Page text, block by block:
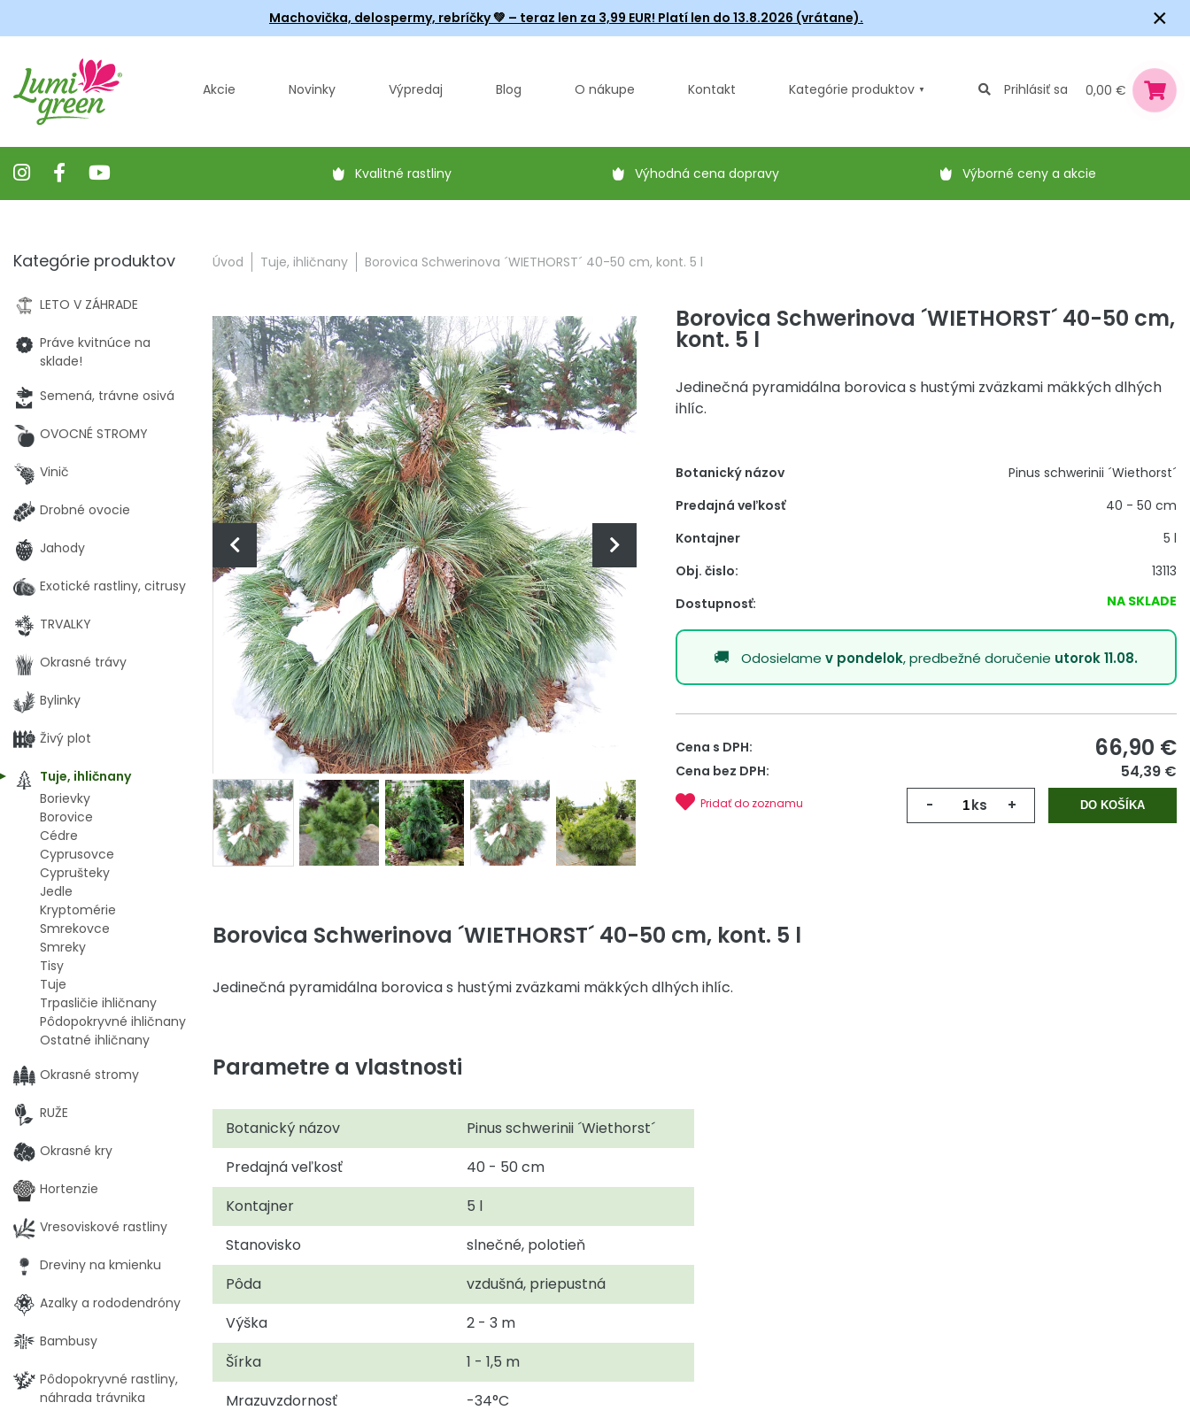
Machovička, delospermy, rebríčky💚 – teraz len za 3,99 EUR! Platí len do 13.8.2026 (vrátane). ×
Akcie Novinky Výpredaj Blog O nákupe Kontakt Kategórie produktov Prihlásiť sa 0,00 €
Kvalitné rastliny Výhodná cena dopravy Výborné ceny a akcie
Úvod Tuje, ihličnany Borovica Schwerinova ´WIETHORST´ 40-50 cm, kont. 5 l
Borovica Schwerinova ´WIETHORST´ 40-50 cm,
kont. 5 l
Jedinečná pyramidálna borovica s hustými zväzkami mäkkých dlhých
ihlíc.
Botanický názov
Pinus schwerinii ´Wiethorst´
Predajná veľkosť
40 - 50 cm
Kontajner
5 l
Obj. čislo:
13113
Dostupnosť:
NA SKLADE
Odosielamev pondelok, predbežné doručenie utorok 11.08.
Cena s DPH: 66,90 €
Cena bez DPH: 54,39 €
- ks + DO KOŠÍKA
Pridať do zoznamu
Borovica Schwerinova ´WIETHORST´ 40-50 cm, kont. 5 l
Jedinečná pyramidálna borovica s hustými zväzkami mäkkých dlhých ihlíc.
Parametre a vlastnosti
Botanický názov
Pinus schwerinii ´Wiethorst´
Predajná veľkosť
40 - 50 cm
Kontajner
5 l
Stanovisko
slnečné, polotieň
Pôda
vzdušná, priepustná
Výška
2 - 3 m
Šírka
1 - 1,5 m
Mrazuvzdornosť
-34°C
Kategórie produktov
LETO V ZÁHRADE
Práve kvitnúce na
sklade!
Semená, trávne osivá
OVOCNÉ STROMY
Vinič
Drobné ovocie
Jahody
Exotické rastliny, citrusy
TRVALKY
Okrasné trávy
Bylinky
Živý plot
Tuje, ihličnany
Borievky
Borovice
Cédre
Cyprusovce
Cyprušteky
Jedle
Kryptomérie
Smrekovce
Smreky
Tisy
Tuje
Trpasličie ihličnany
Pôdopokryvné ihličnany
Ostatné ihličnany
Okrasné stromy
RUŽE
Okrasné kry
Hortenzie
Vresoviskové rastliny
Dreviny na kmienku
Azalky a rododendróny
Bambusy
Pôdopokryvné rastliny,
náhrada trávnika